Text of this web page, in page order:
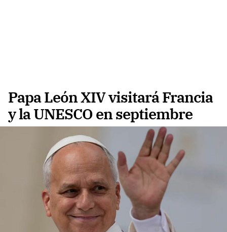
Papa León XIV visitará Francia
y la UNESCO en septiembre